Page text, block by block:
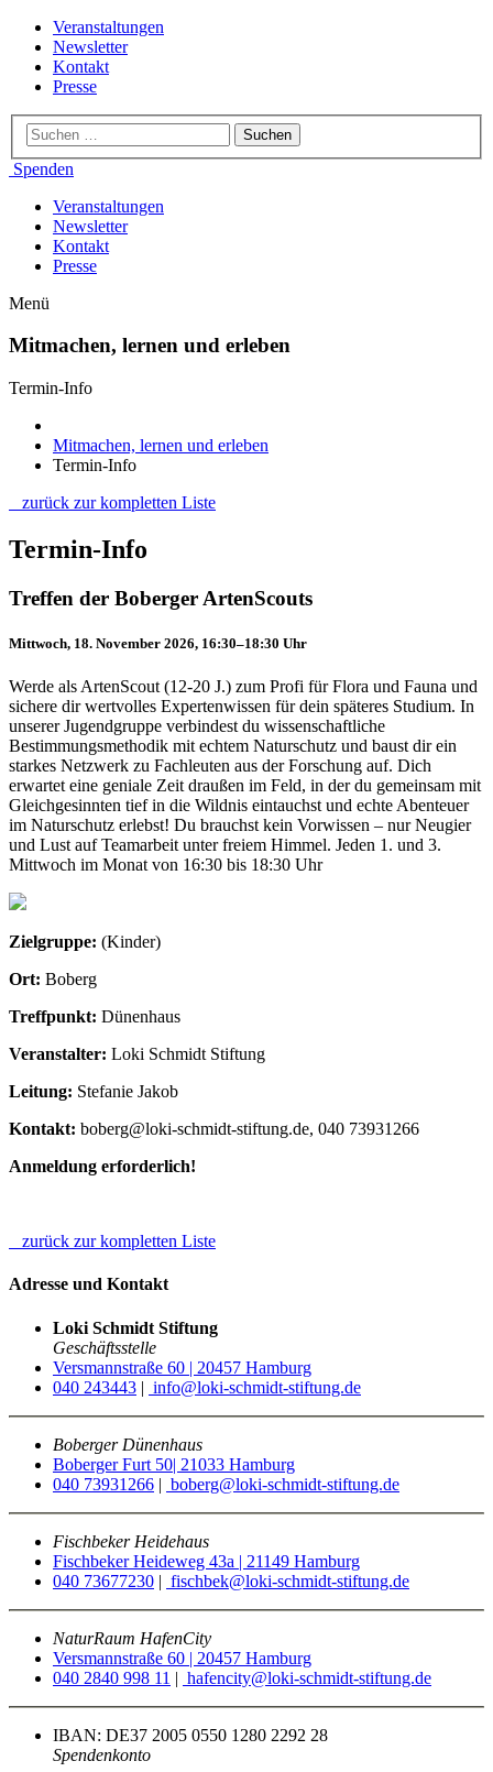
Veranstaltungen
Newsletter
Kontakt
Presse
Spenden
Veranstaltungen
Newsletter
Kontakt
Presse
Menü
Mitmachen, lernen und erleben
Termin-Info
Mitmachen, lernen und erleben
Termin-Info
zurück zur kompletten Liste
Termin-Info
Treffen der Boberger ArtenScouts
Mittwoch, 18. November 2026, 16:30–18:30 Uhr
Werde als ArtenScout (12-20 J.) zum Profi für Flora und Fauna und
sichere dir wertvolles Expertenwissen für dein späteres Studium. In
unserer Jugendgruppe verbindest du wissenschaftliche
Bestimmungsmethodik mit echtem Naturschutz und baust dir ein
starkes Netzwerk zu Fachleuten aus der Forschung auf. Dich
erwartet eine geniale Zeit draußen im Feld, in der du gemeinsam mit
Gleichgesinnten tief in die Wildnis eintauchst und echte Abenteuer
im Naturschutz erlebst! Du brauchst kein Vorwissen – nur Neugier
und Lust auf Teamarbeit unter freiem Himmel. Jeden 1. und 3.
Mittwoch im Monat von 16:30 bis 18:30 Uhr
Zielgruppe: (Kinder)
Ort: Boberg
Treffpunkt: Dünenhaus
Veranstalter: Loki Schmidt Stiftung
Leitung: Stefanie Jakob
Kontakt: boberg@loki-schmidt-stiftung.de, 040 73931266
Anmeldung erforderlich!
zurück zur kompletten Liste
Adresse und Kontakt
Loki Schmidt Stiftung
Geschäftsstelle
Versmannstraße 60 | 20457 Hamburg
040 243443 | info@loki-schmidt-stiftung.de
Boberger Dünenhaus
Boberger Furt 50| 21033 Hamburg
040 73931266 | boberg@loki-schmidt-stiftung.de
Fischbeker Heidehaus
Fischbeker Heideweg 43a | 21149 Hamburg
040 73677230 | fischbek@loki-schmidt-stiftung.de
NaturRaum HafenCity
Versmannstraße 60 | 20457 Hamburg
040 2840 998 11 | hafencity@loki-schmidt-stiftung.de
IBAN: DE37 2005 0550 1280 2292 28
Spendenkonto